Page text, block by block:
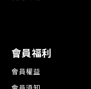
會員福利
會員權益